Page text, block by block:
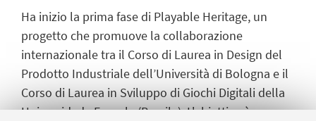
Ha inizio la prima fase di Playable Heritage, un
progetto che promuove la collaborazione
internazionale tra il Corso di Laurea in Design del
Prodotto Industriale dell’Università di Bologna e il
Corso di Laurea in Sviluppo di Giochi Digitali della
Universidade Feevale (Brasile). L'obiettivo è